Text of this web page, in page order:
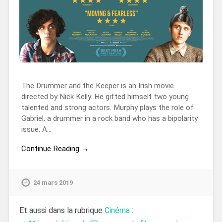
The Drummer and the Keeper is an Irish movie
directed by Nick Kelly. He gifted himself two young
talented and strong actors. Murphy plays the role of
Gabriel, a drummer in a rock band who has a bipolarity
issue. A…
Continue Reading →
24 mars 2019
Et aussi dans la rubrique Cinéma: